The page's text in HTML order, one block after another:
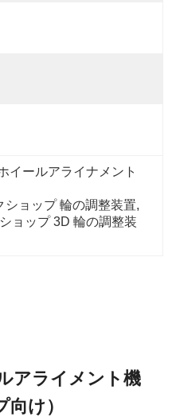
イールアライナメント
ショップ 輪の調整装置,
ョップ 3D 輪の調整装
アライメント機
け）